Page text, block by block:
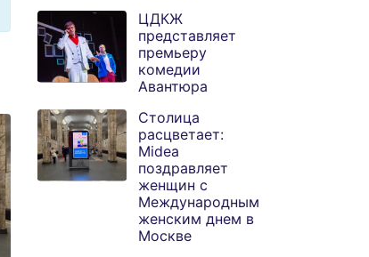
ЦДКЖ
представляет
премьеру
комедии
Авантюра
Столица
расцветает:
Midea
поздравляет
женщин с
Международным
женским днем в
Москве